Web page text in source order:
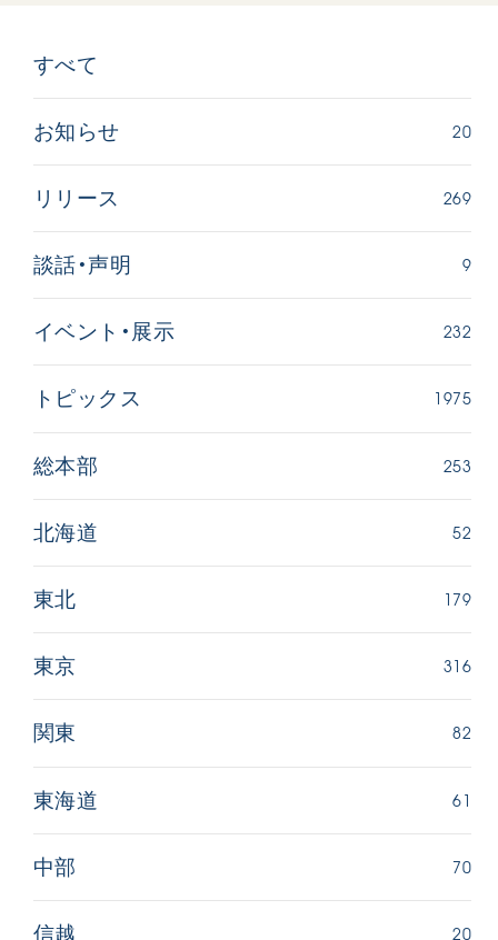
すべて
お知らせ 20
リリース 269
談話・声明 9
イベント・展示 232
トピックス 1975
総本部 253
北海道 52
東北 179
東京 316
関東 82
東海道 61
中部 70
信越 20